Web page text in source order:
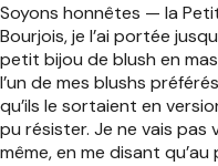
Soyons honnêtes — la
Bourjois, je l’ai portée
petit bijou de blush en
l’un de mes blushs
qu’ils le sortaient en
pu résister. Je ne vais pas
même, en me disant qu’au